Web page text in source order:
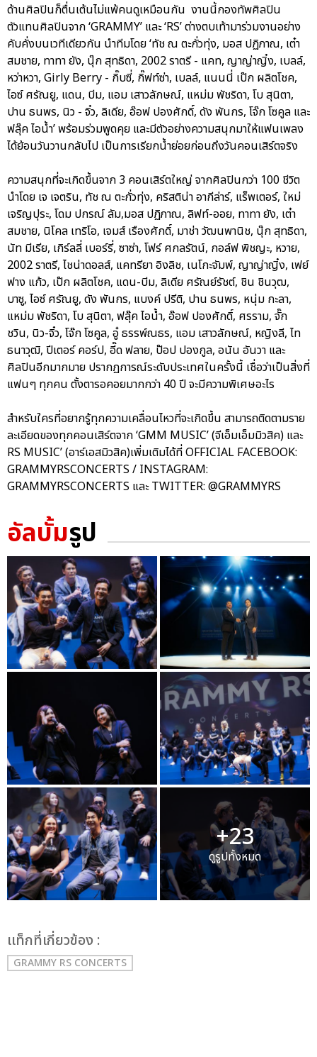
ด้านศิลปินก็ตื่นเต้นไม่แพ้คนดูเหมือนกัน งานนี้กองทัพศิลปิน
ตัวแทนศิลปินจาก ‘GRAMMY’ และ ‘RS’ ต่างตบเท้ามาร่วมงานอย่าง
คับคั่งบนเวทีเดียวกัน นำทีมโดย ‘ทัช ณ ตะกั่วทุ่ง, มอส ปฏิภาณ, เต๋า
สมชาย, ทาทา ยัง, นุ๊ก สุทธิดา, 2002 ราตรี - แคท, ญาญ่าญิ๋ง, เบลล์,
หว่าหวา, Girly Berry - กิ๊บซี่, กิ๊ฟท์ซ่า, เบลล์, แนนนี่ เป๊ก ผลิตโชค,
ไอซ์ ศรัณยู, แดน, บีม, แอม เสาวลักษณ์, แหม่ม พัชริดา, โบ สุนิตา,
ปาน ธนพร, นิว - จิ๋ว, ลิเดีย, อ๊อฟ ปองศักดิ์, ดัง พันกร, โจ๊ก โซคูล และ
ฟลุ๊ค ไอน้ำ’ พร้อมร่วมพูดคุย และมีตัวอย่างความสนุกมาให้แฟนเพลง
ได้ย้อนวันวานกลับไป เป็นการเรียกน้ำย่อยก่อนถึงวันคอนเสิร์ตจริง
ความสนุกที่จะเกิดขึ้นจาก 3 คอนเสิร์ตใหญ่ จากศิลปินกว่า 100 ชีวิต
นำโดย เจ เจตริน, ทัช ณ ตะกั่วทุ่ง, คริสติน่า อากีล่าร์, แร็พเตอร์, ใหม่
เจริญปุระ, โดม ปกรณ์ ลัม,มอส ปฏิภาณ, ลิฟท์-ออย, ทาทา ยัง, เต๋า
สมชาย, นิโคล เทริโอ, เจมส์ เรืองศักดิ์, มาช่า วัฒนพานิช, นุ๊ก สุทธิดา,
นัท มีเรีย, เกิร์ลลี่ เบอร์รี่, ซาซ่า, โฟร์ ศกลรัตน์, กอล์ฟ พิชญะ, หวาย,
2002 ราตรี, ไชน่าดอลส์, แคทรียา อิงลิช, เนโกะจัมพ์, ญาญ่าญิ๋ง, เฟย์
ฟาง แก้ว, เป๊ก ผลิตโชค, แดน-บีม, ลิเดีย ศรัณย์รัชต์, ชิน ชินวุฒ,
บาซู, ไอซ์ ศรัณยู, ดัง พันกร, แบงค์ ปรีติ, ปาน ธนพร, หนุ่ม กะลา,
แหม่ม พัชริดา, โบ สุนิตา, ฟลุ๊ค ไอน้ำ, อ๊อฟ ปองศักดิ์, ศรราม, จั๊ก
ชวิน, นิว-จิ๋ว, โจ๊ก โซคูล, อู๋ ธรรพ์ณธร, แอม เสาวลักษณ์, หญิงลี, ไท
ธนาวุฒิ, ปีเตอร์ คอร์ป, อี๊ด ฟลาย, ป๊อป ปองกูล, อนัน อันวา และ
ศิลปินอีกมากมาย ปรากฏการณ์ระดับประเทศในครั้งนี้ เชื่อว่าเป็นสิ่งที่
แฟนๆ ทุกคน ตั้งตารอคอยมากกว่า 40 ปี จะมีความพิเศษอะไร
สำหรับใครที่อยากรู้ทุกความเคลื่อนไหวที่จะเกิดขึ้น สามารถติดตามราย
ละเอียดของทุกคอนเสิร์ตจาก ‘GMM MUSIC’ (จีเอ็มเอ็มมิวสิค) และ
RS MUSIC’ (อาร์เอสมิวสิค)เพิ่มเติมได้ที่ OFFICIAL FACEBOOK:
GRAMMYRSCONCERTS / INSTAGRAM:
GRAMMYRSCONCERTS และ TWITTER: @GRAMMYRS
อัลบั้มรูป
+23
ดูรูปทั้งหมด
เเท็กที่เกี่ยวข้อง :
GRAMMY RS CONCERTS